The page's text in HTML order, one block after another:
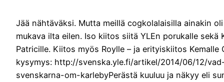
Jää nähtäväksi. Mutta meillä cogkolalaisilla ainakin
mukava ilta eilen. Iso kiitos siitä YLEn porukalle sekä
Patricille. Kiitos myös Roylle – ja erityiskiitos Kemalle
kysymys: http://svenska.yle.fi/artikel/2014/06/12/
svenskarna-om-karlebyPerästä kuuluu ja näkyy eli